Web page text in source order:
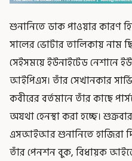
শুনানিতে ডাক পাওয়ার কারণ
সালের ভোটার তালিকায় নাম
সেইসময়ে ইউনাইটেড নেশানে
আইপিএস। তাঁর সেখানকার
কবীরের বর্তমানে তাঁর কাছে
অযথা হেনস্থা করা হচ্ছে।
এসআইআর শুনানিতে হাজিরা
তাঁর পেনশন বুক, বিধায়ক